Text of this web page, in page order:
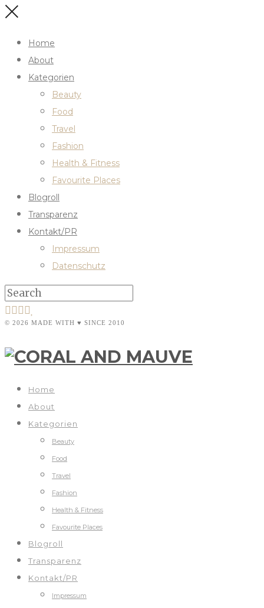
Home
About
Kategorien
Beauty
Food
Travel
Fashion
Health & Fitness
Favourite Places
Blogroll
Transparenz
Kontakt/PR
Impressum
Datenschutz
© 2026 MADE WITH ♥ SINCE 2010
Home
About
Kategorien
Beauty
Food
Travel
Fashion
Health & Fitness
Favourite Places
Blogroll
Transparenz
Kontakt/PR
Impressum